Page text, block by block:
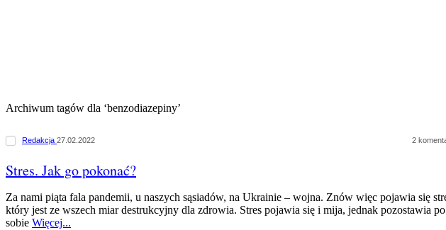
Archiwum tagów dla ‘benzodiazepiny’
Redakcja 27.02.2022 2
Stres. Jak go pokonać?
Za nami piąta fala pandemii, u naszych sąsiadów, na Ukrainie – wojna. Znów więc pojawia się
który jest ze wszech miar destrukcyjny dla zdrowia. Stres pojawia się i mija, jednak pozostawia po
sobie Więcej...